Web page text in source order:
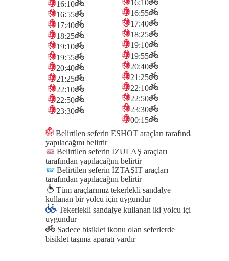
16:10
16:55
17:40
18:25
19:10
19:55
20:40
21:25
22:10
22:50
23:30
16:10
16:55
17:40
18:25
19:10
19:55
20:40
21:25
22:10
22:50
23:30
00:15
Belirtilen seferin ESHOT araçları tarafından
yapılacağını belirtir
Belirtilen seferin İZULAŞ araçları
tarafından yapılacağını belirtir
Belirtilen seferin İZTAŞIT araçları
tarafından yapılacağını belirtir
Tüm araçlarımız tekerlekli sandalye
kullanan bir yolcu için uygundur
Tekerlekli sandalye kullanan iki yolcu için
uygundur
Sadece bisiklet ikonu olan seferlerde
bisiklet taşıma aparatı vardır